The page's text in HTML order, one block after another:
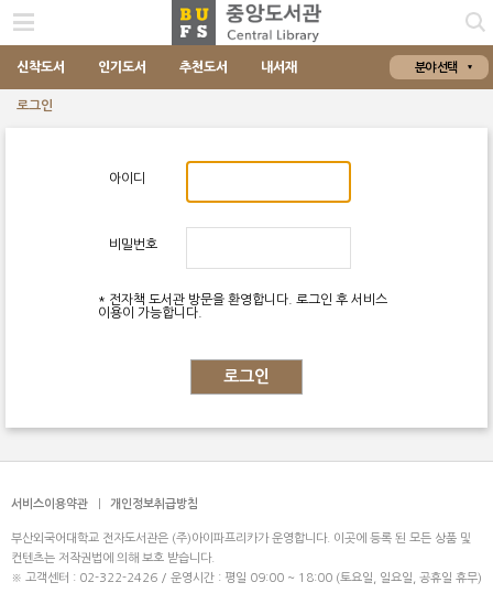
신착도서 인기도서 추천도서 내서재 분야 선택
로그인
아이디
비밀번호
* 전자책 도서관 방문을 환영합니다. 로그인 후 서비스
이용이 가능합니다.
로그인
서비스이용약관 개인정보취급방침
부산외국어대학교 전자도서관은 (주)아이파프리카가 운영합니다. 이곳에 등록 된 모든 상품 및
컨텐츠는 저작권법에 의해 보호 받습니다.
※ 고객센터 : 02-322-2426 / 운영시간 : 평일 09:00 ~ 18:00 (토요일, 일요일, 공휴일 휴무)